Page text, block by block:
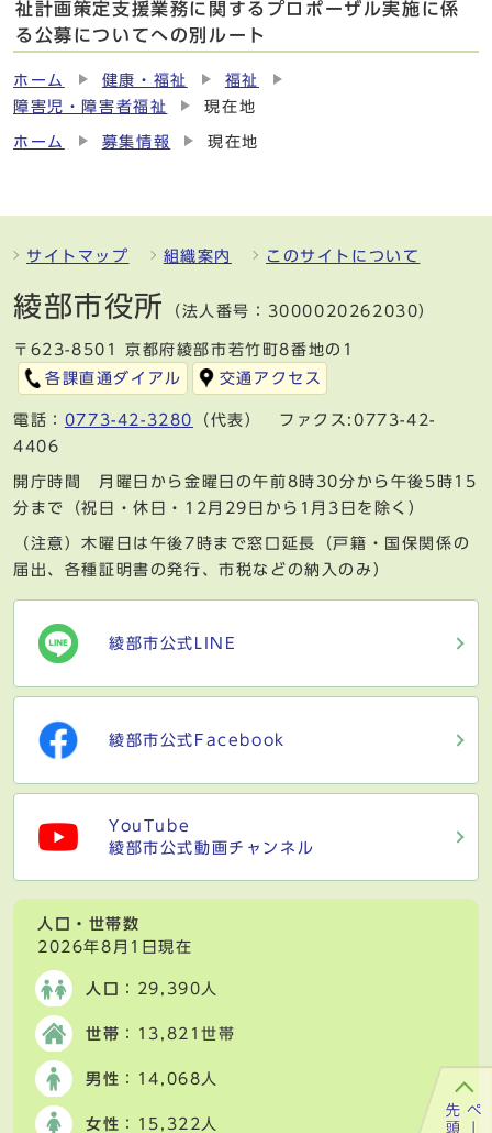
祉計画策定支援業務に関するプロポーザル実施に係
る公募についてへの別ルート
ホーム 健康・福祉
福祉
障害児・障害者福祉
現在地
ホーム 募集情報 現在地
サイトマップ 組織案内 このサイトについて
綾部市役所 （法人番号：3000020262030）
〒623-8501 京都府綾部市若竹町8番地の1
各課直通ダイアル
交通アクセス
電話： 0773-42-3280
（代表） ファクス:0773-42-
4406
開庁時間 月曜日から金曜日の午前8時30分から午後5時15
分まで（祝日・休日・12月29日から1月3日を除く）
（注意）木曜日は午後7時まで窓口延長（戸籍・国保関係の
届出、各種証明書の発行、市税などの納入のみ）
綾部市公式LINE
綾部市公式Facebook
YouTube
綾部市公式動画チャンネル
人口・世帯数
2026年8月1日現在
人口 ：29,390人
世帯 ：13,821世帯
男性 ：14,068人
女性 ：15,322人